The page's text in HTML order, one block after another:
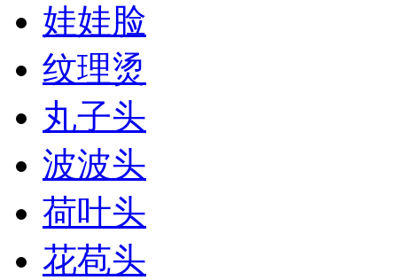
娃娃脸
纹理烫
丸子头
波波头
荷叶头
花苞头